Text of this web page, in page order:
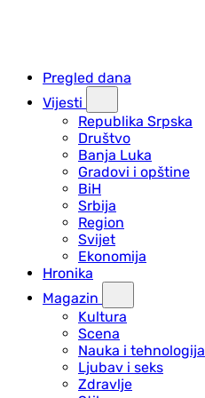
Pregled dana
Vijesti
Republika Srpska
Društvo
Banja Luka
Gradovi i opštine
BiH
Srbija
Region
Svijet
Ekonomija
Hronika
Magazin
Kultura
Scena
Nauka i tehnologija
Ljubav i seks
Zdravlje